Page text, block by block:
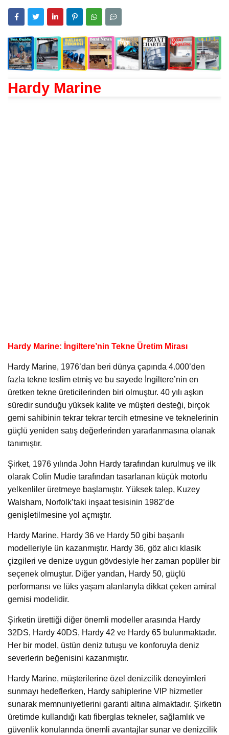
Hardy Marine
Hardy Marine: İngiltere’nin Tekne Üretim Mirası
Hardy Marine, 1976’dan beri dünya çapında 4.000’den
fazla tekne teslim etmiş ve bu sayede İngiltere’nin en
üretken tekne üreticilerinden biri olmuştur. 40 yılı aşkın
süredir sunduğu yüksek kalite ve müşteri desteği, birçok
gemi sahibinin tekrar tekrar tercih etmesine ve teknelerinin
güçlü yeniden satış değerlerinden yararlanmasına olanak
tanımıştır.
Şirket, 1976 yılında John Hardy tarafından kurulmuş ve ilk
olarak Colin Mudie tarafından tasarlanan küçük motorlu
yelkenliler üretmeye başlamıştır. Yüksek talep, Kuzey
Walsham, Norfolk’taki inşaat tesisinin 1982’de
genişletilmesine yol açmıştır.
Hardy Marine, Hardy 36 ve Hardy 50 gibi başarılı
modelleriyle ün kazanmıştır. Hardy 36, göz alıcı klasik
çizgileri ve denize uygun gövdesiyle her zaman popüler bir
seçenek olmuştur. Diğer yandan, Hardy 50, güçlü
performansı ve lüks yaşam alanlarıyla dikkat çeken amiral
gemisi modelidir.
Şirketin ürettiği diğer önemli modeller arasında Hardy
32DS, Hardy 40DS, Hardy 42 ve Hardy 65 bulunmaktadır.
Her bir model, üstün deniz tutuşu ve konforuyla deniz
severlerin beğenisini kazanmıştır.
Hardy Marine, müşterilerine özel denizcilik deneyimleri
sunmayı hedeflerken, Hardy sahiplerine VIP hizmetler
sunarak memnuniyetlerini garanti altına almaktadır. Şirketin
üretimde kullandığı katı fiberglas tekneler, sağlamlık ve
güvenlik konularında önemli avantajlar sunar ve denizcilik